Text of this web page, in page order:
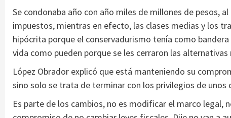
Se condonaba año con año miles de millones de pesos,
impuestos, mientras en efecto, las clases medias y los
hipócrita porque el conservadurismo tenía como
vida como pueden porque se les cerraron las
López Obrador explicó que está manteniendo su
sino solo se trata de terminar con los privilegios de unos
Es parte de los cambios, no es modificar el marco